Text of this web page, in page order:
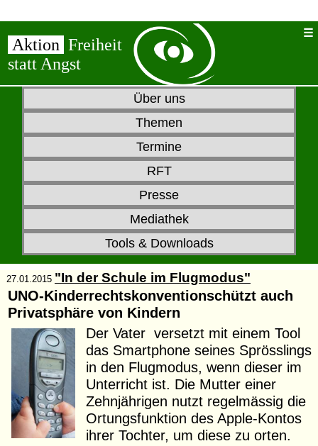
Aktion Freiheit
statt Angst
Über uns
Themen
Termine
RFT
Presse
Mediathek
Tools & Downloads
27.01.2015 "In der Schule im Flugmodus"
UNO-Kinderrechtskonventionschützt auch
Privatsphäre von Kindern
Der Vater versetzt mit einem Tool
das Smartphone seines Sprösslings
in den Flugmodus, wenn dieser im
Unterricht ist. Die Mutter einer
Zehnjährigen nutzt regelmässig die
Ortungsfunktion des Apple-Kontos
ihrer Tochter, um diese zu orten.